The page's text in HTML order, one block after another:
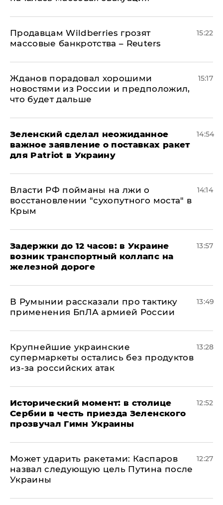
Продавцам Wildberries грозят
массовые банкротства – Reuters
15:22
Жданов порадовал хорошими
новостями из России и предположил,
что будет дальше
15:17
Зеленский сделал неожиданное
важное заявление о поставках ракет
для Patriot в Украину
14:54
Власти РФ пойманы на лжи о
восстановлении "сухопутного моста" в
Крым
14:14
Задержки до 12 часов: в Украине
возник транспортный коллапс на
железной дороге
13:57
В Румынии рассказали про тактику
применения БпЛА армией России
13:49
Крупнейшие украинские
супермаркеты остались без продуктов
из-за российских атак
13:28
Исторический момент: в столице
Сербии в честь приезда Зеленского
прозвучал Гимн Украины
12:52
Может ударить ракетами: Каспаров
назвал следующую цель Путина после
Украины
12:27